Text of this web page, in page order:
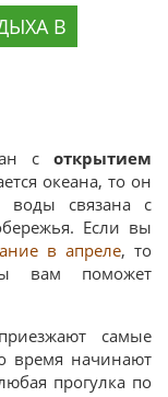
В
с открытием
океана, то он
воды связана с
Если вы
в апреле, то
вам поможет
самые
время начинают
прогулка по